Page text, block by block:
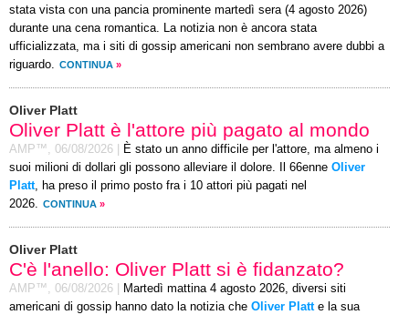
stata vista con una pancia prominente martedì sera (4 agosto 2026)
durante una cena romantica. La notizia non è ancora stata
ufficializzata, ma i siti di gossip americani non sembrano avere dubbi a
riguardo. CONTINUA »
Oliver Platt
Oliver Platt è l'attore più pagato al mondo
AMP™, 06/08/2026
È stato un anno difficile per l'attore, ma almeno i
suoi milioni di dollari gli possono alleviare il dolore. Il 66enne Oliver
Platt, ha preso il primo posto fra i 10 attori più pagati nel
2026. CONTINUA »
Oliver Platt
C'è l'anello: Oliver Platt si è fidanzato?
AMP™, 06/08/2026
Martedì mattina 4 agosto 2026, diversi siti
americani di gossip hanno dato la notizia che Oliver Platte la sua